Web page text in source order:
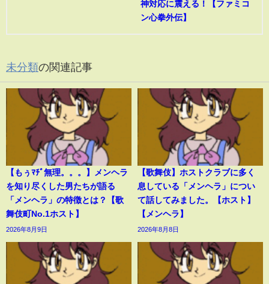
神対応に震える！【ファミコ
ン心拳外伝】
未分類の関連記事
【もぅﾏﾁﾞ無理。。。】メンヘラ
を知り尽くした男たちが語る
「メンヘラ」の特徴とは？【歌
舞伎町No.1ホスト】
2026年8月9日
【歌舞伎】ホストクラブに多く
息している「メンヘラ」につい
て話してみました。【ホスト】
【メンヘラ】
2026年8月8日